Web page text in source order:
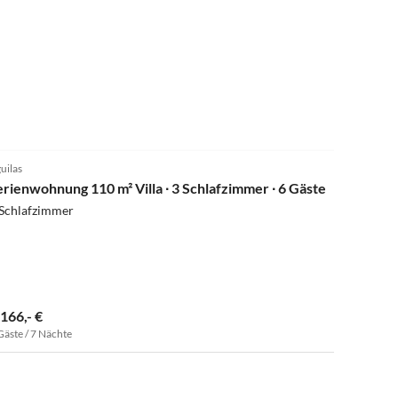
110 m² Villa ∙ 3 Schlafzimmer ∙ 6 Gäste
€
/ 7 Nächte